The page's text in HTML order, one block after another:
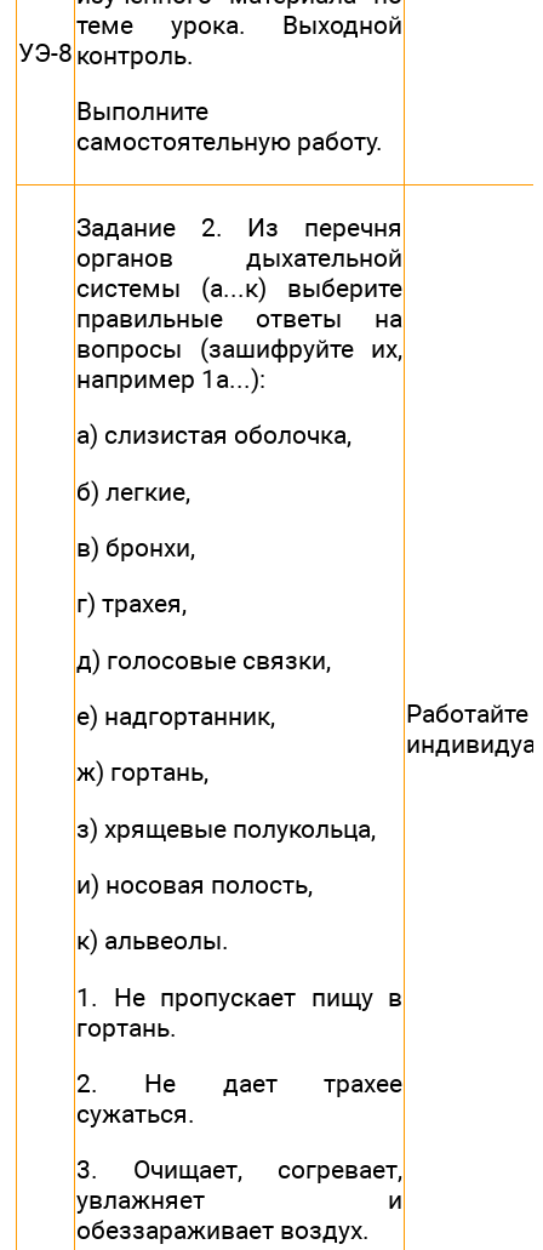
УЭ-8
теме урока. Выходной
контроль.
Выполните
самостоятельную работу.
Задание 2. Из перечня
органов дыхательной
системы (а...к) выберите
правильные ответы на
вопросы (зашифруйте их,
например 1а...):
а) слизистая оболочка,
б) легкие,
в) бронхи,
г) трахея,
д) голосовые связки,
е) надгортанник,
ж) гортань,
з) хрящевые полукольца,
и) носовая полость,
к) альвеолы.
1. Не пропускает пищу в
гортань.
2. Не дает трахее
сужаться.
3. Очищает, согревает,
увлажняет и
обеззараживает воздух.
Работайте